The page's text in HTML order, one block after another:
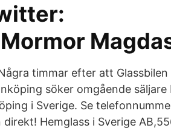
timmar efter att
söker omgående säljare
i Sverige. Se
Hemglass i Sverige